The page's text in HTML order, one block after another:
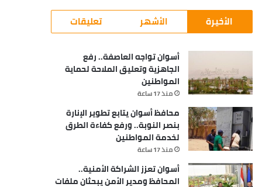
الأخيرة الأشهر تعليقات
أسوان تواجه العاصفة.. رفع
الجاهزية وتعليق الملاحة لحماية
المواطنين
منذ 17 ساعة
محافظ أسوان يتابع تطوير الإنارة
بنصر النوبة.. ورفع كفاءة الطرق
لخدمة المواطنين
منذ 17 ساعة
أسوان تعزز الشراكة الأمنية..
المحافظ ومدير الأمن يبحثان ملفات